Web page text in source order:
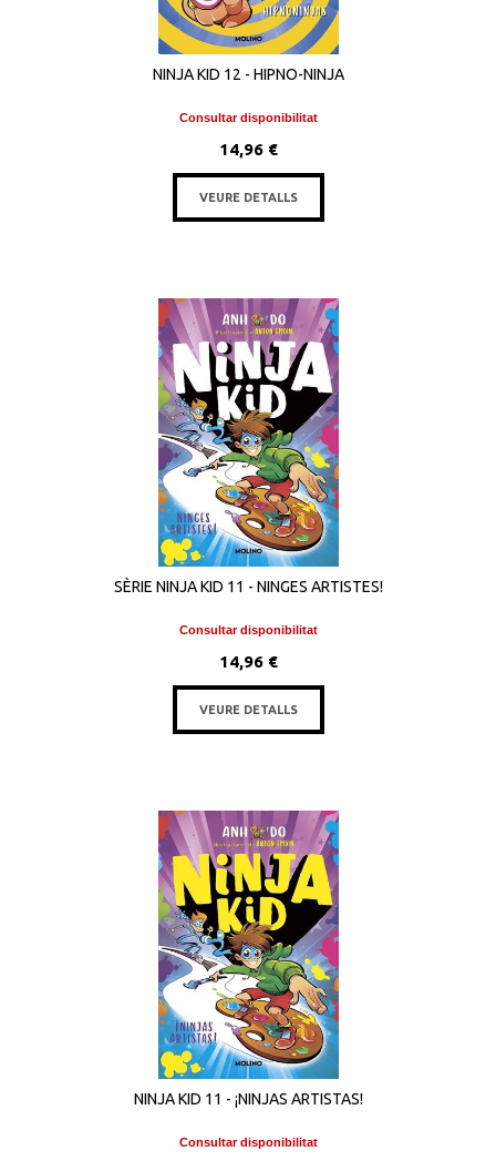
NINJA KID 12 - HIPNO-NINJA
Consultar disponibilitat
14,96 €
VEURE DETALLS
SÈRIE NINJA KID 11 - NINGES ARTISTES!
Consultar disponibilitat
14,96 €
VEURE DETALLS
NINJA KID 11 - ¡NINJAS ARTISTAS!
Consultar disponibilitat